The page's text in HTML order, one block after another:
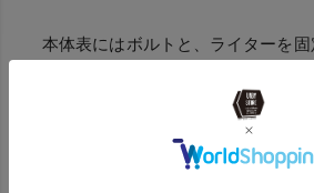
本体表にはボルトと、ライターを
す。背面にもいろんな所に引っかけ
を配置しました。 バックルはYKK
クルを採用しているので、片手でも